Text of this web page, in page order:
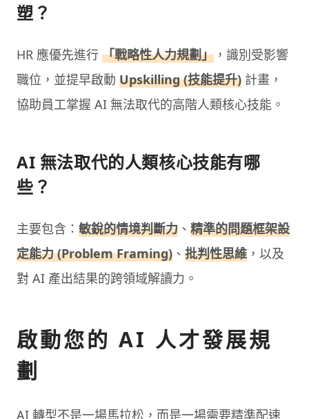
塑？
HR 應優先進行 「戰略性人力規劃」 ，識別受影響
職位，並提早啟動 Upskilling (技能提升) 計畫，
協助員工掌握 AI 無法取代的高階人類核心技能。
AI 無法取代的人類核心技能有哪
些？
主要包含： 敏銳的情境判斷力 、 精準的問題框架設
定能力 (Problem Framing) 、 批判性思維 ，以及
對 AI 產出結果的跨領域解讀力。
啟動您的 AI 人才發展規
劃
AI 轉型不是一場馬拉松，而是一場需要精準配速